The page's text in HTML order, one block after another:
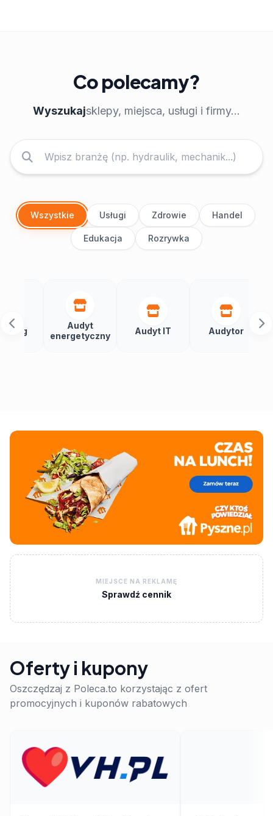
Co polecamy?
Wyszukajsklepy, miejsca, usługi i firmy...
Wszystkie Usługi Zdrowie Handel
Edukacja Rozrywka
energetyczny
Audyt IT Audytor
MIEJSCE NA REKLAMĘ
Sprawdź cennik
Oferty i kupony
Oszczędzaj z Poleca.to korzystając z ofert
promocyjnych i kuponów rabatowych